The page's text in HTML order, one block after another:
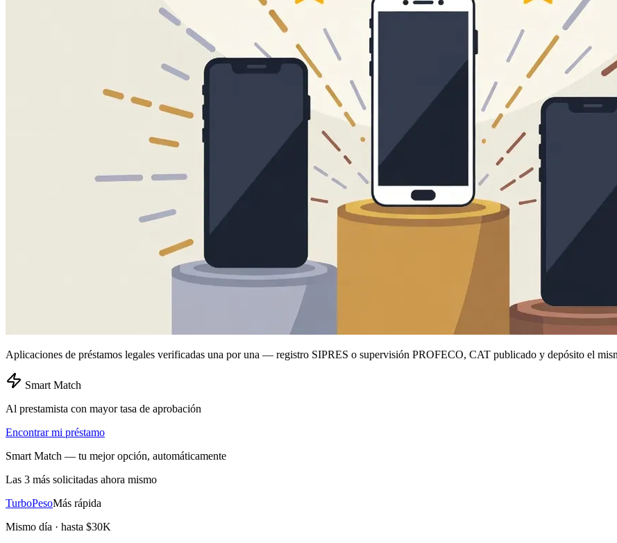
Aplicaciones de préstamos legales verificadas una por una — registro SIPRES o supervisión PROFECO, CAT publicado y depósito el
Smart Match
Al prestamista con mayor tasa de aprobación
Encontrar mi préstamo
Smart Match — tu mejor opción, automáticamente
Las 3 más solicitadas ahora mismo
TurboPesoMás rápida
Mismo día · hasta $30K